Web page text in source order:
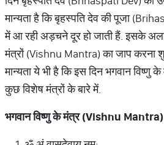
मान्यता है कि बृहस्पति देव की पूजा
में आ रही अड़चने दूर हो जाती हैं. इसके
मंत्रों (Vishnu Mantra) का जाप करना
मान्यता ये भी है कि इस दिन भगवान
कुछ विशेष मंत्रों के बारे में.
भगवानविष्णुकेमंत्र(Vishnu Mantra)